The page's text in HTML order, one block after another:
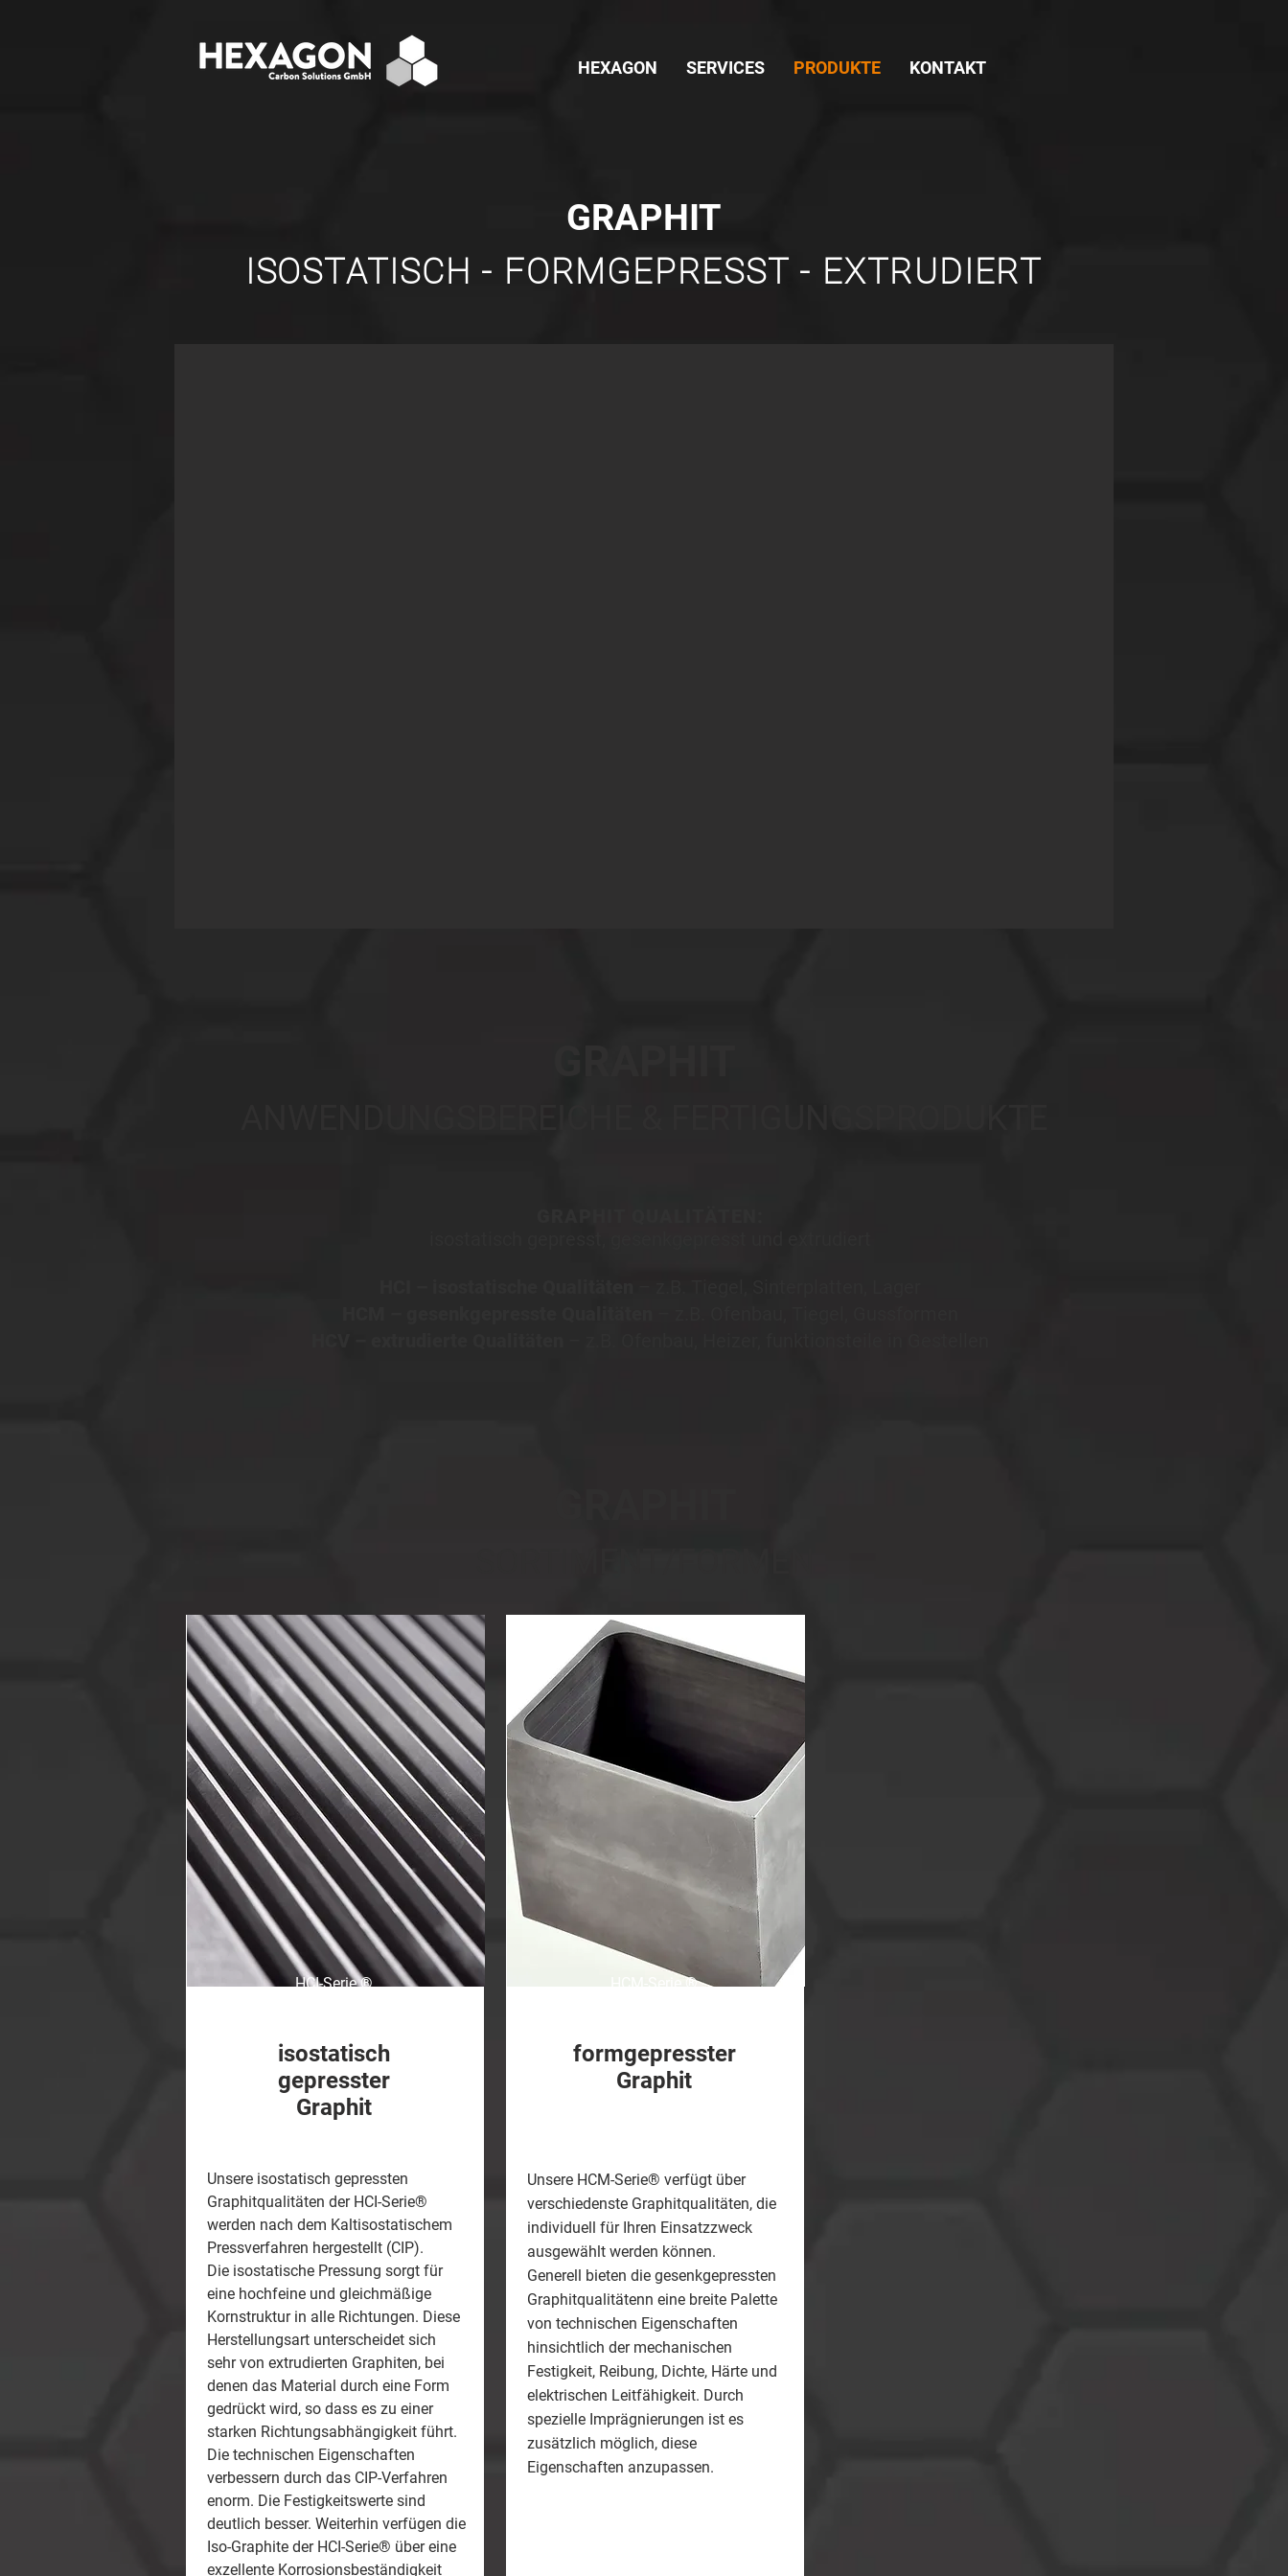
HEXAGON SERVICES PRODUKTE KONTAKT
GRAPHIT
ISOSTATISCH - FORMGEPRESST - EXTRUDIERT
HCI-Serie®
isostatisch
gepresster
Graphit
Unsere isostatisch gepressten
Graphitqualitäten der HCI-Serie®
werden nach dem Kaltisostatischem
Pressverfahren hergestellt (CIP).
Die isostatische Pressung sorgt für
eine hochfeine und gleichmäßige
Kornstruktur in alle Richtungen. Diese
Herstellungsart unterscheidet sich
sehr von extrudierten Graphiten, bei
denen das Material durch eine Form
gedrückt wird, so dass es zu einer
starken Richtungsabhängigkeit führt.
Die technischen Eigenschaften
verbessern durch das CIP-Verfahren
enorm. Die Festigkeitswerte sind
deutlich besser. Weiterhin verfügen die
Iso-Graphite der HCI-Serie® über eine
exzellente Korrosionsbeständigkeit
HCM-Serie®
formgepresster
Graphit
Unsere HCM-Serie® verfügt über
verschiedenste Graphitqualitäten, die
individuell für Ihren Einsatzzweck
ausgewählt werden können.
Generell bieten die gesenkgepressten
Graphitqualitätenn eine breite Palette
von technischen Eigenschaften
hinsichtlich der mechanischen
Festigkeit, Reibung, Dichte, Härte und
elektrischen Leitfähigkeit. Durch
spezielle Imprägnierungen ist es
zusätzlich möglich, diese
Eigenschaften anzupassen.